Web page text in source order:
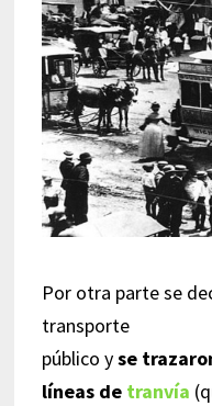
Por otra parte se
transporte
público yse
líneas de tranvía